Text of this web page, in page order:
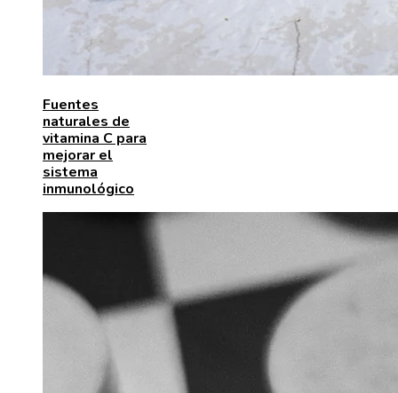
Fuentes
naturales de
vitamina C para
mejorar el
sistema
inmunológico